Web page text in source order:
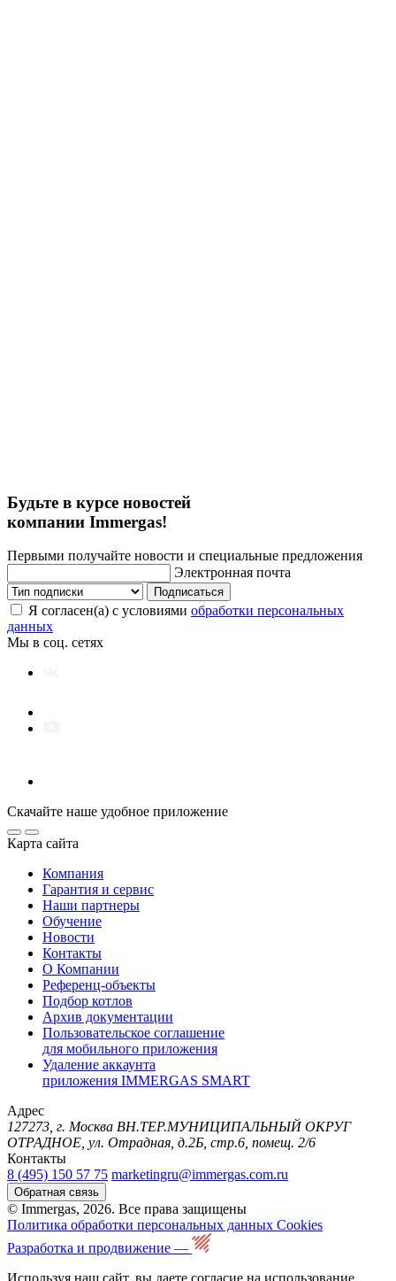
Будьте в курсе новостей
компании Immergas!
Первыми получайте новости и специальные предложения
Электронная почта
Подписаться
Я согласен(а) с условиями обработки персональных
данных
Мы в соц. сетях
Скачайте наше удобное приложение
Карта сайта
Компания
Гарантия и сервис
Наши партнеры
Обучение
Новости
Контакты
О Компании
Референц-объекты
Подбор котлов
Архив документации
Пользовательское соглашение
для мобильного приложения
Удаление аккаунта
приложения IMMERGAS SMART
Адрес
127273, г. Москва ВН.ТЕР.МУНИЦИПАЛЬНЫЙ ОКРУГ
ОТРАДНОЕ, ул. Отрадная, д.2Б, стр.6, помещ. 2/6
Контакты
8 (495) 150 57 75 marketingru@immergas.com.ru
Обратная связь
© Immergas, 2026. Все права защищены
Политика обработки персональных данных Cookies
Разработка и продвижение —